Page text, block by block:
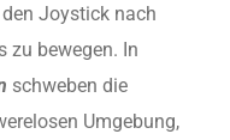
Joystick nach
zu bewegen. In
schweben die
Umgebung,